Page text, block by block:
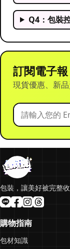
Q4：包裝
訂閱電子報
現貨優惠、新
包裝，讓美好被完整收
購物指南
包材知識